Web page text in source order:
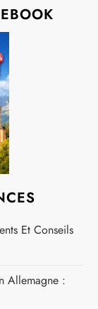
Et Conseils
Allemagne :